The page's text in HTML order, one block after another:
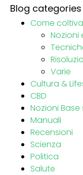
Blog categories
Come
Nozioni
Varie
Cultura &
CBD
Nozioni
Manuali
Recensioni
Scienza
Politica
Salute